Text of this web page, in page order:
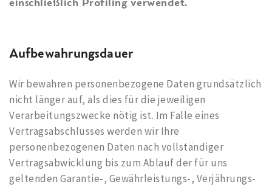
Aufbewahrungsdauer
Wir bewahren personenbezogene Daten grundsätzlich
nicht länger auf, als dies für die jeweiligen
Verarbeitungszwecke nötig ist. Im Falle eines
Vertragsabschlusses werden wir Ihre
personenbezogenen Daten nach vollständiger
Vertragsabwicklung bis zum Ablauf der für uns
geltenden Garantie-, Gewährleistungs-, Verjährungs-